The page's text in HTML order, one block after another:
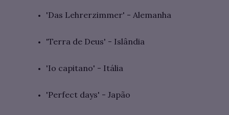
'Das Lehrerzimmer' - Alemanha
'Terra de Deus' - Islândia
'Io capitano' - Itália
'Perfect days' - Japão